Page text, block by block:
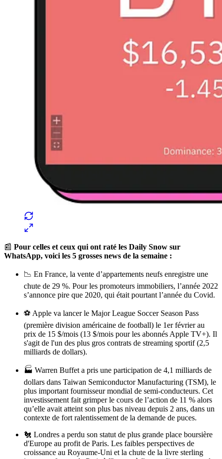
📰 Pour celles et ceux qui ont raté les Daily Snow sur
WhatsApp, voici les 5 grosses news de la semaine :
📉 En France, la vente d’appartements neufs enregistre une
chute de 29 %. Pour les promoteurs immobiliers, l’année 2022
s’annonce pire que 2020, qui était pourtant l’année du Covid.
⚽️ Apple va lancer le Major League Soccer Season Pass
(première division américaine de football) le 1er février au
prix de 15 $/mois (13 $/mois pour les abonnés Apple TV+). Il
s'agit de l'un des plus gros contrats de streaming sportif (2,5
milliards de dollars).
🏭 Warren Buffet a pris une participation de 4,1 milliards de
dollars dans Taiwan Semiconductor Manufacturing (TSM), le
plus important fournisseur mondial de semi-conducteurs. Cet
investissement fait grimper le cours de l’action de 11 % alors
qu’elle avait atteint son plus bas niveau depuis 2 ans, dans un
contexte de fort ralentissement de la demande de puces.
🐔 Londres a perdu son statut de plus grande place boursière
d'Europe au profit de Paris. Les faibles perspectives de
croissance au Royaume-Uni et la chute de la livre sterling